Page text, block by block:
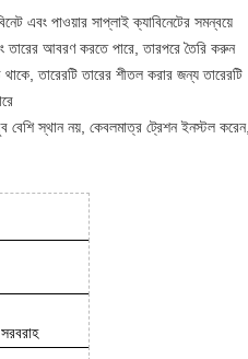
এবং পাওয়ার সাপ্লাই ক্যাবিনেটের সমন্বয়ে
তারের আবরণ করতে পারে, তারপরে তৈরি করুন
তারেরটি তারের শীতল করার জন্য তারেরটি
বেশি স্থান নয়, কেবলমাত্র ট্রেশন ইনস্টল করেন,